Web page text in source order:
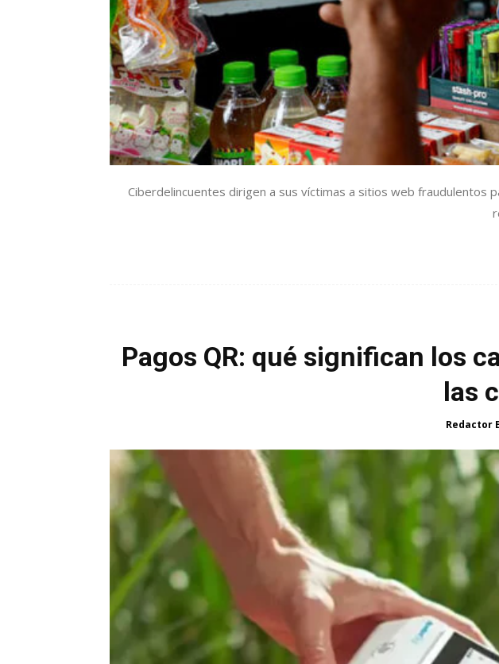
Ciberdelincuentes dirigen a sus víctimas a sitios web fraudulentos
Pagos QR: qué significan los
las
Redactor